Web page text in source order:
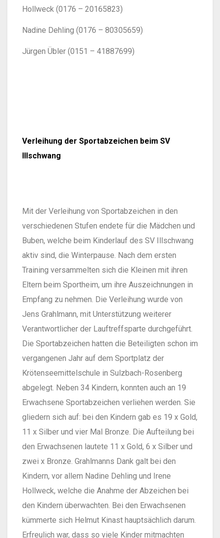
Hollweck (0176 – 20165823)
Nadine Dehling (0176 – 80305659)
Jürgen Übler (0151 – 41887699)
Verleihung der Sportabzeichen beim SV
Illschwang
Mit der Verleihung von Sportabzeichen in den
verschiedenen Stufen endete für die Mädchen und
Buben, welche beim Kinderlauf des SV Illschwang
aktiv sind, die Winterpause. Nach dem ersten
Training versammelten sich die Kleinen mit ihren
Eltern beim Sportheim, um ihre Auszeichnungen in
Empfang zu nehmen. Die Verleihung wurde von
Jens Grahlmann, mit Unterstützung weiterer
Verantwortlicher der Lauftreffsparte durchgeführt.
Die Sportabzeichen hatten die Beteiligten schon im
vergangenen Jahr auf dem Sportplatz der
Krötenseemittelschule in Sulzbach-Rosenberg
abgelegt. Neben 34 Kindern, konnten auch an 19
Erwachsene Sportabzeichen verliehen werden. Sie
gliedern sich auf: bei den Kindern gab es 19 x Gold,
11 x Silber und vier Mal Bronze. Die Aufteilung bei
den Erwachsenen lautete 11 x Gold, 6 x Silber und
zwei x Bronze. Grahlmanns Dank galt bei den
Kindern, vor allem Nadine Dehling und Irene
Hollweck, welche die Anahme der Abzeichen bei
den Kindern überwachten. Bei den Erwachsenen
kümmerte sich Helmut Kinast hauptsächlich darum.
Erfreulich war, dass so viele Kinder mitmachten